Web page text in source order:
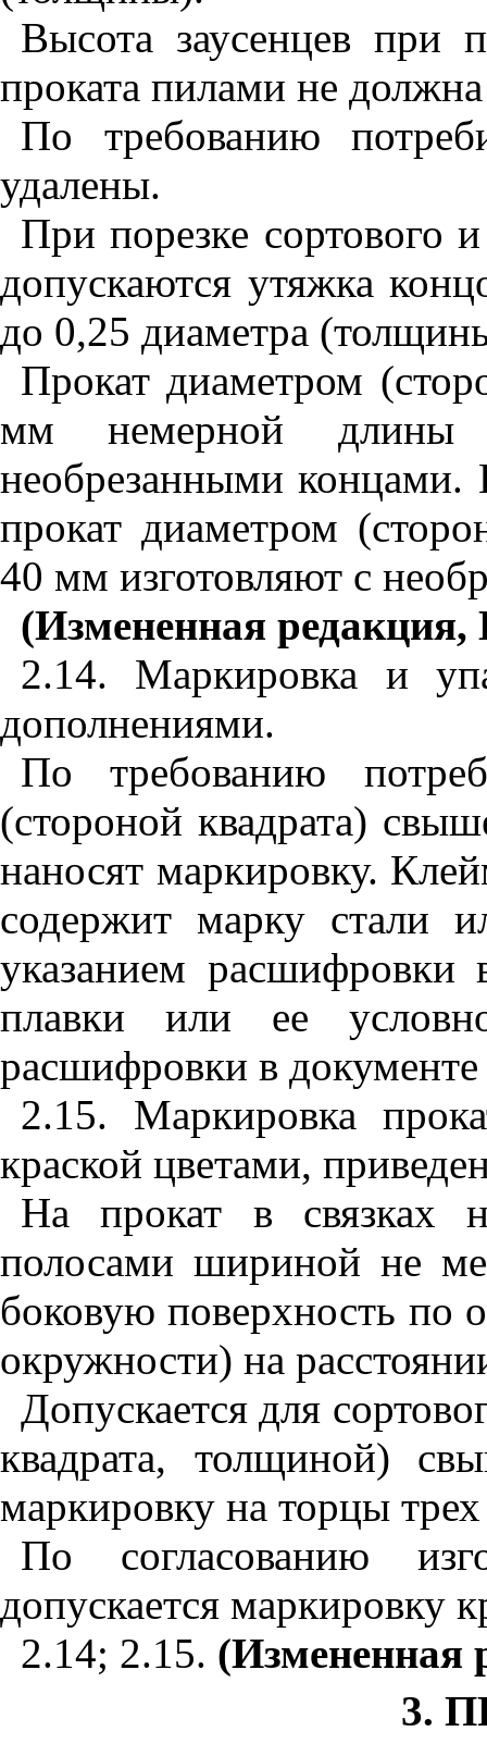
Высота заусенцев при
проката пилами не
По требованию
удалены.
При порезке сортового
допускаются утяжка
до 0,25 диаметра
Прокат диаметром
мм немерной длины
необрезанными концами.
прокат диаметром
40 мм изготовляют с
(Измененная
2.14. Маркировка и
дополнениями.
По требованию
(стороной квадрата)
наносят маркировку.
содержит марку стали
указанием расшифровки
плавки или ее
расшифровки в документе
2.15. Маркировка
краской цветами,
На прокат в связках
полосами шириной не
боковую поверхность по
окружности) на
Допускается для
квадрата, толщиной)
маркировку на торцы
По согласованию
допускается маркировку
2.14; 2.15. (Измененная
3.